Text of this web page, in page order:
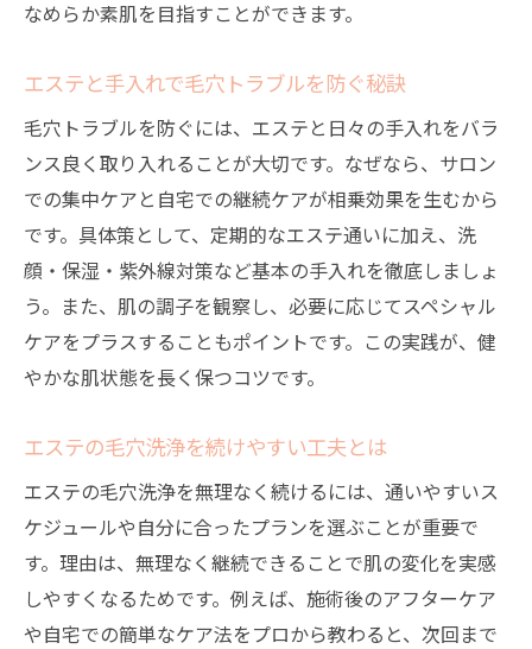
なめらか素肌を目指すことができます。
エステと手入れで毛穴トラブルを防ぐ秘訣
毛穴トラブルを防ぐには、エステと日々の手入れをバラ
ンス良く取り入れることが大切です。なぜなら、サロン
での集中ケアと自宅での継続ケアが相乗効果を生むから
です。具体策として、定期的なエステ通いに加え、洗
顔・保湿・紫外線対策など基本の手入れを徹底しましょ
う。また、肌の調子を観察し、必要に応じてスペシャル
ケアをプラスすることもポイントです。この実践が、健
やかな肌状態を長く保つコツです。
エステの毛穴洗浄を続けやすい工夫とは
エステの毛穴洗浄を無理なく続けるには、通いやすいス
ケジュールや自分に合ったプランを選ぶことが重要で
す。理由は、無理なく継続できることで肌の変化を実感
しやすくなるためです。例えば、施術後のアフターケア
や自宅での簡単なケア法をプロから教わると、次回まで